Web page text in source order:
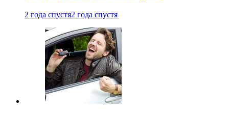
2 года спустя2 года спустя